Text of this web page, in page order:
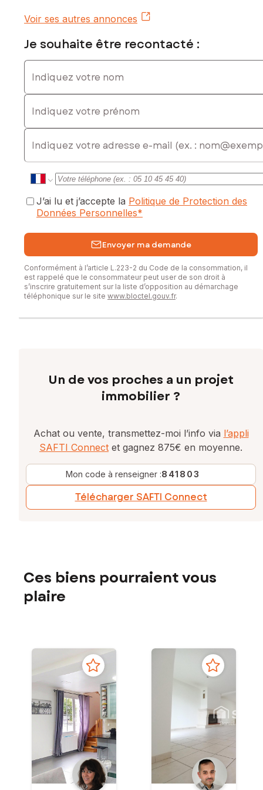
Voir ses autres annonces
Je souhaite être recontacté :
Indiquez votre nom
Indiquez votre prénom
E-mail
J’ai lu et j’accepte la Politique de Protection des
Données Personnelles*
Envoyer ma demande
Conformément à l’article L.223-2 du Code de la consommation, il
est rappelé que le consommateur peut user de son droit à
s’inscrire gratuitement sur la liste d’opposition au démarchage
téléphonique sur le site www.bloctel.gouv.fr.
Un de vos proches a un projet
immobilier ?
Achat ou vente, transmettez-moi l’info via l’appli
SAFTI Connect et gagnez 875€ en moyenne.
Mon code à renseigner :841803
Télécharger SAFTI Connect
Ces biens pourraient vous
plaire